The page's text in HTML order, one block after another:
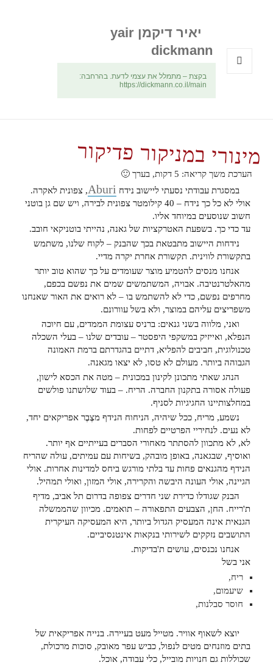
יאיר דיקמן yair
dickmann
בקצת – מתמלל את עצמי לדעת. בהרחבה:
https://dickmann.co.il/main
מינורי במניקור פדיקור
הערכת משך קריאה: 5 דקות, בערך 🙂
במסגרת עבודתי נסעתי ליישוב נידח Aburi, צפונית לאקרה.
אולי לא כל כך נידח – 40 קילומטר צפונית לבירה, ויש שם גן בוטני
חשוב שנוסעים במיוחד אליו.
עד כדי כך. בשפעת האטרקציות של גאנה, נהייתי בוטניקאי חובב.
נידחות היישוב מתבטאת בכך שהבנק – לקוח שלנו, משתמש
בתקשורת לווינית. תקשורת אחרת יקרה מדיי.
אנחנו מנסים להטמיע מוצר שעומדים על כך שהוא טוב יותר
מהאלטרנטיבה. אבויה, המשתמשים שמים את נפשם בכפם,
מחרפים נפשם, כדי לא להשתמש בו – לא רואים את האור שאנחנו
משפריצים עליהם במוצר, ולא בשל עוורונם.
ואני, מלווה בשני גנאים: ברניס עצומת הממדים, עם חיוכה
הנפלא, ואייזיק במשקפי היפסטר – עובדים שלנו – בעלי השכלה
טכנולוגית, חביבים להפליא, דתיים בהגדרתם ברמת האמונה
הגבוהה ביותר. מעולם לא טסו, לא יצאו מגאנה.
הנהג שאתי מתכונן לקינון במכונית – מטה את הכסא לישון,
פעולה אסורה בתקנון החברה. הריח. – בעוד שלושתנו פולשים
במחלצותיינו החגיגיות לסניף.
נשמע, מריח, ככל שיהיה, הניחוח הנידף מצֶבֶר אפריקאים יחד,
לא נעים. לנחיריי הפרטיים לפחות.
לא, לא מתכוון להסתתר מאחורי הסברים בעייתיים אף יותר.
ואוסיף, שבגאנה, באופן מובהק, בשיחות עם עמיתים, עולה שהריח
הנידף מהגנאים פחות עד בלתי מורגש ביחס למדינות אחרות. אולי
הגיינה, אולי העונה היבשה והקרירה, אולי המזון, ואולי תמהיל.
הבנק שגודלו כדירת שני חדרים צפופה בדרום תל אביב, מדיף
ת'רייח. החן, הצבעים התפאורה – תואמים. מכיוון שהממשלה
הגנאית אינה המעסיק הגדול ביותר, היא המעסיקה העיקרית
התושבים נזקקים לשירותי בנקאות אינטנסיביים.
אנחנו נכנסים, עושים ת'בדיקות.
אני בשל
ריח,
שיעמום,
חוסר סבלנות,
יוצא לשאוף אוויר. מטייל מעט בעיירה. בנייה אפריקאית של
בתים מוזנחים מטים לנפול, כביש עפר מאובק, סוכות מרכולת,
שכוללות גם חנויות מובייל, כלי עבודה, אוכל.